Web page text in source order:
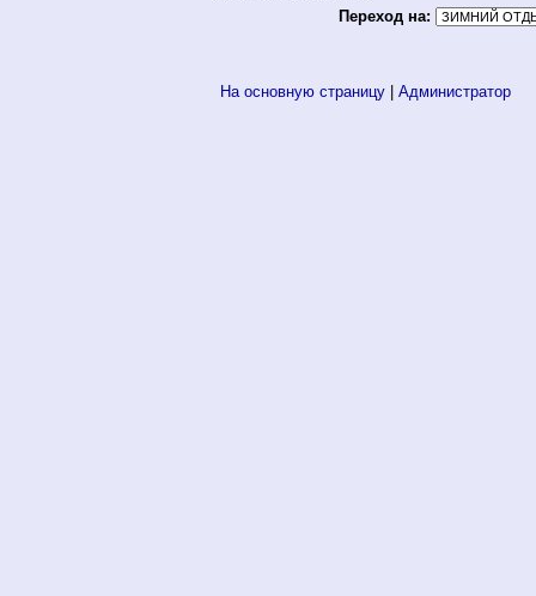
Переход на:
На основную страницу Администратор